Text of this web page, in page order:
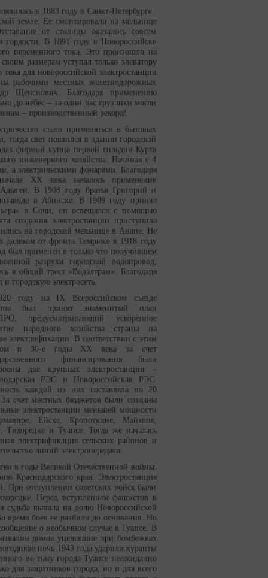
в 1883 году в Санкт-Петербурге.
земле. Ее смонтировали на мельнице
от столицы оказалось совсем
В 1891 году в Новороссийске
переменного тока. Это произошло на
размерам уступал только элеватору
для новороссийской электростанции
рабочими местных железнодорожных
Щенснович. Благодаря применению
до небес – за один час грузчики могли
– производственный рекорд!
стало применяться в бытовых
свет появился в здании городской
фирмой купца первой гильдии Курта
инженерного хозяйства. Начиная с 4
а электрическими фонарями. Благодаря
ХХ века началось применение
В 1908 году братья Григорий и
в Абинске. В 1909 году принял
в Сочи, он освещался с помощью
создания электростанции приступила
на городской мельнице в Анапе. Не
далеком от фронта Темрюке в 1918 году
был применен в только что получившем
разрухи городской водопровод,
в общий трест «Водэлтрам». Благодаря
городскую электросеть.
году на IX Всероссийском съезде
был принят знаменитый план
предусматривающий ускоренное
народного хозяйства страны на
электрификации. В соответствии с этим
в 30-е годы ХХ века за счет
финансирования были
две крупных электростанции –
РЭС и Новороссийская РЭС.
каждой из них составляла по 20
счет местных бюджетов были созданы
электростанции меньшей мощности
Ейске, Кропоткине, Майкопе,
Тихорецке и Туапсе. Тогда же началась
электрификация сельских районов и
линий электропередачи.
в годы Великой Отечественной войны.
Краснодарского края. Электростанция
При отступлении советских войск были
Перед вступлением фашистов в
судьба выпала на долю Новороссийской
время боев ее разбили до основания. Но
о необычном случае в Туапсе. В
домов уцелевшие при бомбежках
ночь 1943 года ударили куранты
во тьму города Туапсе неожиданно
для защитников города, но и для всего